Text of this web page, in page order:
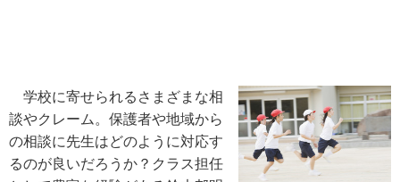
学校に寄せられるさまざまな相
談やクレーム。保護者や地域から
の相談に先生はどのように対応す
るのが良いだろうか？クラス担任